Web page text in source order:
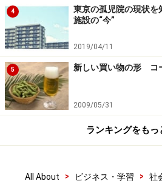
4
東京の孤児院の現状を
施設の“今”
2019/04/11
5 新しい買い物の形 コ
2009/05/31
ランキングをもっ
All About > ビジネス・学習 > 社